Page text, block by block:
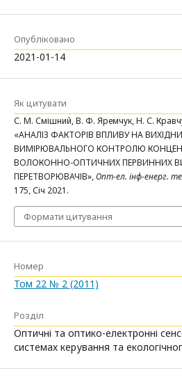
Опубліковано
2021-01-14
Як цитувати
С. М. Смішний, В. Ф. Яремчук, Н. С.
«АНАЛІЗ ФАКТОРІВ ВПЛИВУ НА
ВИМІРЮВАЛЬНОГО КОНТРОЛЮ
ВОЛОКОННО-ОПТИЧНИХ ПЕРВИННИХ
ПЕРЕТВОРЮВАЧІВ»,Опт-ел. інф-енерг.
175, Січ 2021.
Формати цитування
Номер
Том 22 № 2 (2011)
Розділ
Оптичні та оптико-електронні
системах керування та